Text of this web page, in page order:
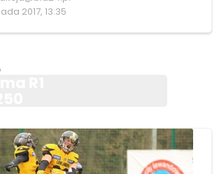
2017, 13:35